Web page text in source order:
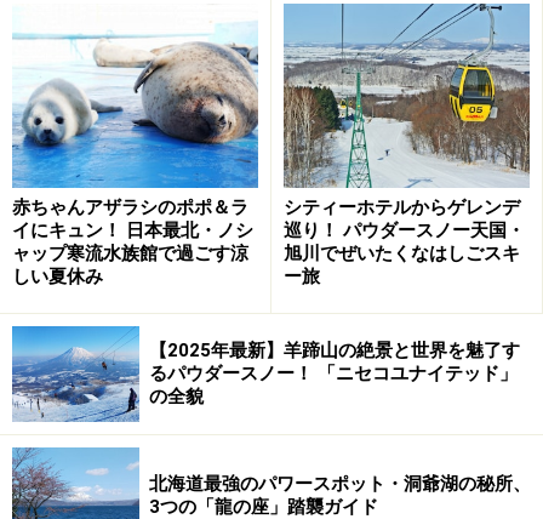
赤ちゃんアザラシのポポ＆ラ
イにキュン！ 日本最北・ノシ
ャップ寒流水族館で過ごす涼
しい夏休み
シティーホテルからゲレンデ
巡り！ パウダースノー天国・
旭川でぜいたくなはしごスキ
ー旅
【2025年最新】羊蹄山の絶景と世界を魅了す
るパウダースノー！ 「ニセコユナイテッド」
の全貌
北海道最強のパワースポット・洞爺湖の秘所、
3つの「龍の座」踏襲ガイド